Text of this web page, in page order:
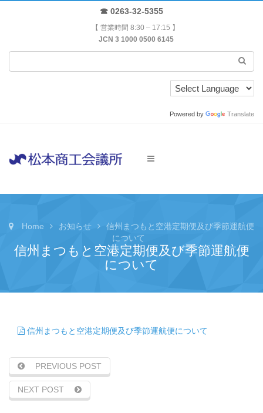
☎ 0263-32-5355
【 営業時間 8:30 – 17:15 】
JCN 3 1000 0500 6145
Powered by Translate
Home お知らせ
信州まつもと空港定期便及び季節運航便
について
信州まつもと空港定期便及び季節運航便
について
信州まつもと空港定期便及び季節運航便について
PREVIOUS POST
NEXT POST